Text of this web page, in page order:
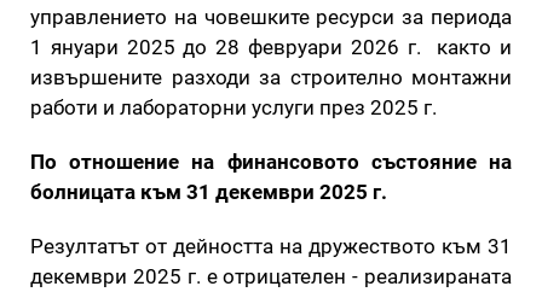
управлението на човешките ресурси за периода
1 януари 2025 до 28 февруари 2026 г. както и
извършените разходи за строително монтажни
работи и лабораторни услуги през 2025 г.
По отношение на финансовото състояние на
болницата към 31 декември 2025 г.
Резултатът от дейността на дружеството към 31
декември 2025 г. е отрицателен - реализираната